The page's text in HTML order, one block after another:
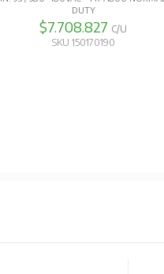
DUTY
$7.708.827 C/U
SKU 150170190